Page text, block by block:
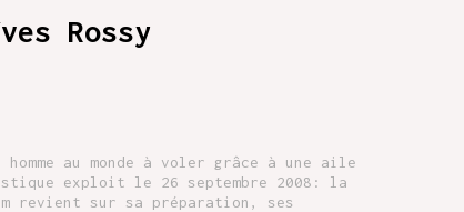
Rossy
au monde à voler grâce à une aile
exploit le 26 septembre 2008: la
revient sur sa préparation, ses